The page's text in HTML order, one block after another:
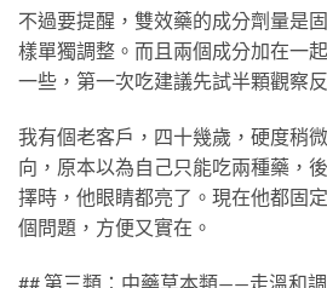
不過要提醒，雙效藥的成分劑量是
樣單獨調整。而且兩個成分加在一
一些，第一次吃建議先試半顆觀察
我有個老客戶，四十幾歲，硬度稍
向，原本以為自己只能吃兩種藥，
擇時，他眼睛都亮了。現在他都固
個問題，方便又實在。
## 第三類：中藥草本類——走溫和